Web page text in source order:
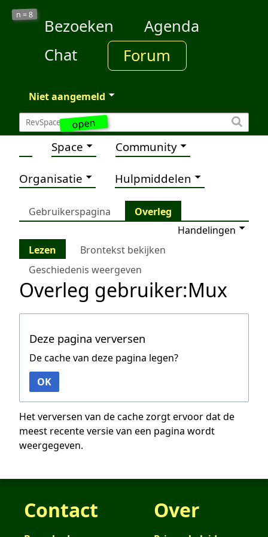
open
n =8
Bezoeken
Agenda
Chat
Forum
Niet aangemeld
Space Community
Organisatie Hulpmiddelen
Gebruikerspagina
Overleg
Handelingen
Lezen
Brontekst bekijken
Geschiedenis weergeven
Overleg gebruiker:Mux
Deze pagina verversen
De cache van deze pagina legen?
OK
Het verversen van de cache zorgt ervoor dat de
meest recente versie van een pagina wordt
weergegeven.
Contact Over